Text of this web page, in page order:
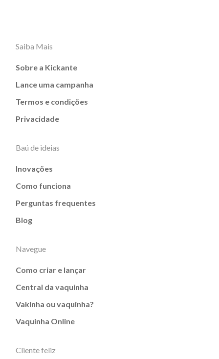
Saiba Mais
Sobre a Kickante
Lance uma campanha
Termos e condições
Privacidade
Baú de ideias
Inovações
Como funciona
Perguntas frequentes
Blog
Navegue
Como criar e lançar
Central da vaquinha
Vakinha ou vaquinha?
Vaquinha Online
Cliente feliz